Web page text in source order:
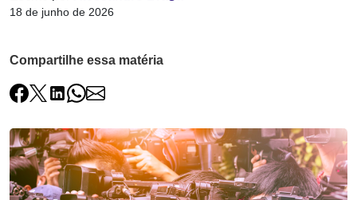
18 de junho de 2026
Compartilhe essa matéria